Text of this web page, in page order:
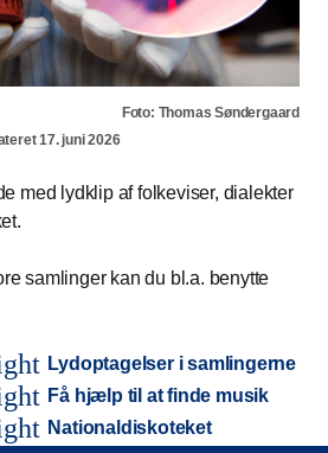
Foto: Thomas Søndergaard
17. juni 2026
med lydklip af folkeviser, dialekter
samlinger kan du bl.a. benytte
Lydoptagelser i samlingerne
Få hjælp til at finde musik
Nationaldiskoteket